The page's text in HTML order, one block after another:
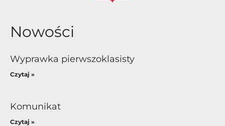
Nowości
Wyprawka pierwszoklasisty
Czytaj »
Komunikat
Czytaj »